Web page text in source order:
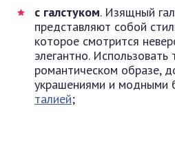
с галстуком. Изящный
представляют собой
которое смотрится
элегантно.
романтическом образе,
украшениями и модными
талией;